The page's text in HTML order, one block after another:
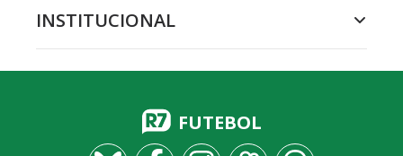
INSTITUCIONAL
FUTEBOL